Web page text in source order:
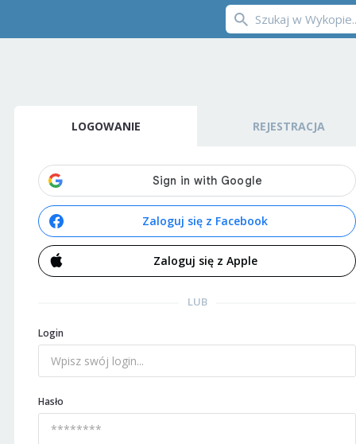
LOGOWANIE REJESTRACJA
Zaloguj się z Facebook
Zaloguj się z Apple
LUB
Login
Hasło